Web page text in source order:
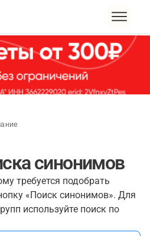
синонимов
требуется подобрать
«Поиск синонимов». Для
используйте поиск по